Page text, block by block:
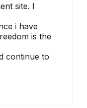
site. I
i have
is the
continue to